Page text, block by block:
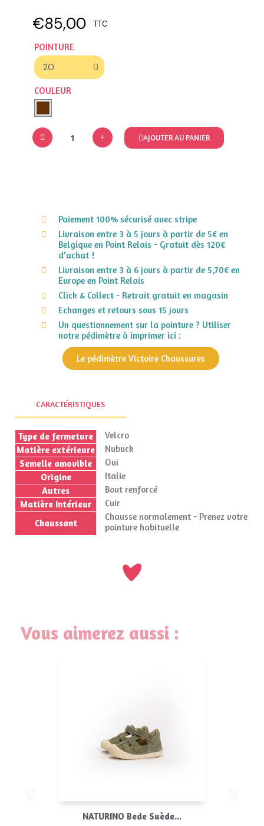
€85,00 TTC
POINTURE
COULEUR
AJOUTER AU PANIER
Paiement 100% sécurisé avec stripe
Livraison entre 3 à 5 jours à partir de 5€ en
Belgique en Point Relais - Gratuit dès 120€
d'achat !
Livraison entre 3 à 6 jours à partir de 5,70€ en
Europe en Point Relais
Click & Collect - Retrait gratuit en magasin
Echanges et retours sous 15 jours
Un questionnement sur la pointure ? Utiliser
notre pédimètre à imprimer ici :
Le pédimètre Victoire Chaussures
CARACTÉRISTIQUES
Type de fermeture
Velcro
Matière extérieure
Nubuck
Semelle amovible
Oui
Origine
Italie
Autres
Bout renforcé
Matière Intérieur
Cuir
Chaussant
Chausse normalement - Prenez votre
pointure habituelle
Vous aimerez aussi :
NATURINO Bede Suède...